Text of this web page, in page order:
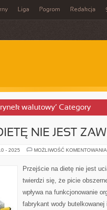
Liga Pogrom Redakcja
walutowy’ Category
NIE JEST
- 2025 MOŻLIWOŚĆ KOMENTOWANIA
Przejście na dietę nie jest
twierdzi się, że picie
wpływa na funkcjonowanie
fabrykant wody